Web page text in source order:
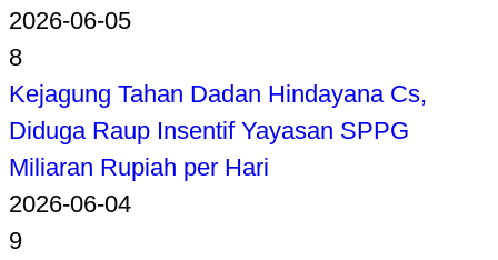
2026-06-05
8
Kejagung Tahan Dadan Hindayana Cs,
Diduga Raup Insentif Yayasan SPPG
Miliaran Rupiah per Hari
2026-06-04
9